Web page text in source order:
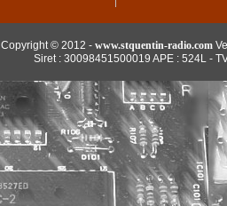
Copyright © 2012 - www.stquentin-radio.com
Siret : 30098451500019 APE : 524L -